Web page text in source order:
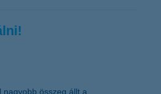
összeg állt a